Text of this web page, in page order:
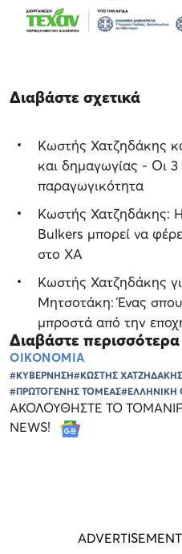
Διαβάστε σχετικά
Κωστής Χατζηδάκης
και δημαγωγίας - Οι 3
παραγωγικότητα
Κωστής Χατζηδάκης:
Bulkers μπορεί να
στο ΧΑ
Κωστής Χατζηδάκης
Μητσοτάκη: Ένας
μπροστά από την
Διαβάστε περισσότερα
ΟΙΚΟΝΟΜΙΑ
#ΚΥΒΕΡΝΗΣΗ#ΚΩΣΤΗΣ ΧΑΤΖΗΔΑΚΗΣ
#ΠΡΩΤΟΓΕΝΗΣ ΤΟΜΕΑΣ#ΕΛΛΗΝΙΚΗ
ΑΚΟΛΟΥΘΗΣΤΕ ΤΟ
NEWS!